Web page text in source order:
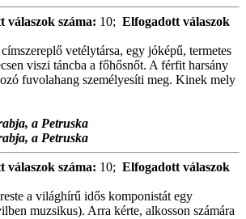
válaszok száma: 10; Elfogadott válaszok
vetélytársa, egy jóképű, termetes
viszi táncba a főhősnőt. A férfit harsány
fuvolahang személyesíti meg. Kinek mely
a Petruska
a Petruska
válaszok száma: 10; Elfogadott válaszok
a világhírű idős komponistát egy
muzsikus). Arra kérte, alkosson számára